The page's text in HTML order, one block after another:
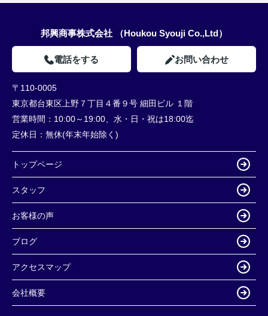
邦興商事株式会社 （Houkou Syouji Co.,Ltd）
電話をする お問い合わせ
〒110-0005
東京都台東区上野７丁目４番９号 細田ビル １階
営業時間： 10:00～19:00、水・日・祝は18:00迄
定休日： 無休(年末年始除く)
トップページ
スタッフ
お客様の声
ブログ
アクセスマップ
会社概要